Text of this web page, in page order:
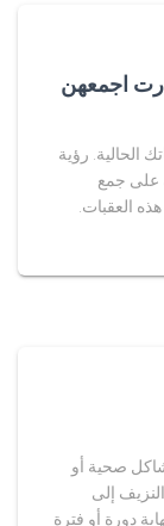
اجمعهن
الحالية. رؤية
على جمع
العقبات.
صحية أو
إلى
دورة أو فترة